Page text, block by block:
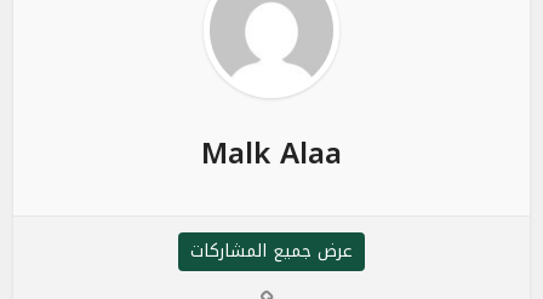
Malk Alaa
عرض جميع المشاركات